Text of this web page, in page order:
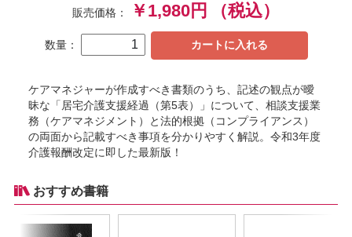
販売価格： ￥1,980円 （税込）
数量： カートに入れる
ケアマネジャーが作成すべき書類のうち、記述の観点が曖
昧な「居宅介護支援経過（第5表）」について、相談支援業
務（ケアマネジメント）と法的根拠（コンプライアンス）
の両面から記載すべき事項を分かりやすく解説。令和3年度
介護報酬改定に即した最新版！
おすすめ書籍